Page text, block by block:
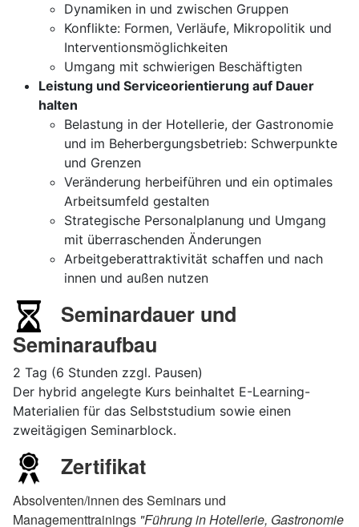
Dynamiken in und zwischen Gruppen
Konflikte: Formen, Verläufe, Mikropolitik und
Interventionsmöglichkeiten
Umgang mit schwierigen Beschäftigten
Leistung und Serviceorientierung auf Dauer
halten
Belastung in der Hotellerie, der Gastronomie
und im Beherbergungsbetrieb: Schwerpunkte
und Grenzen
Veränderung herbeiführen und ein optimales
Arbeitsumfeld gestalten
Strategische Personalplanung und Umgang
mit überraschenden Änderungen
Arbeitgeberattraktivität schaffen und nach
innen und außen nutzen
Seminardauer und
Seminaraufbau
2 Tag (6 Stunden zzgl. Pausen)
Der hybrid angelegte Kurs beinhaltet E-Learning-
Materialien für das Selbststudium sowie einen
zweitägigen Seminarblock.
Zertifikat
Absolventen/innen des Seminars und
Managementtrainings "Führung in Hotellerie, Gastronomie